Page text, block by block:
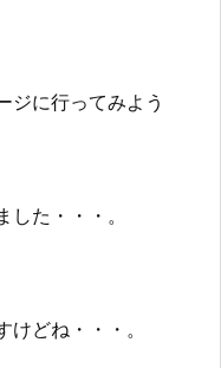
ジに行ってみよう
した・・・。
けどね・・・。